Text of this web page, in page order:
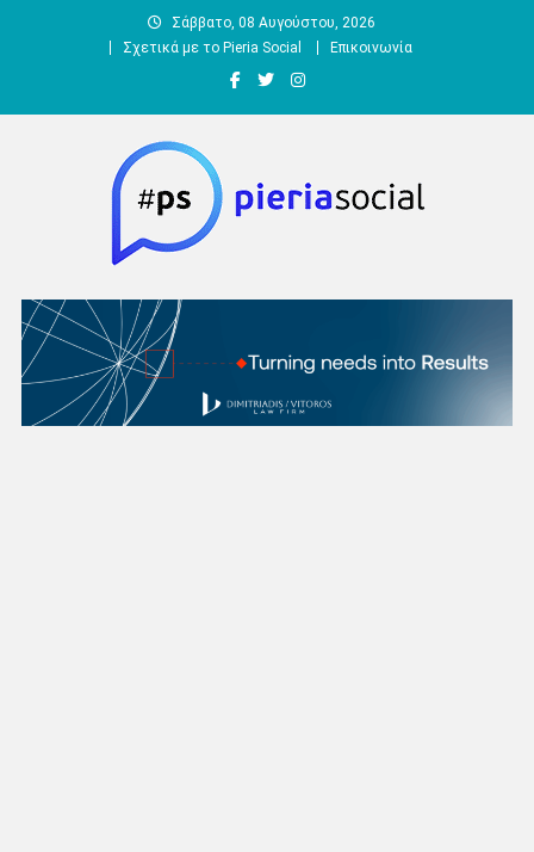
Σάββατο, 08 Αυγούστου, 2026
Σχετικά με το Pieria Social
Επικοινωνία
Pieria Social